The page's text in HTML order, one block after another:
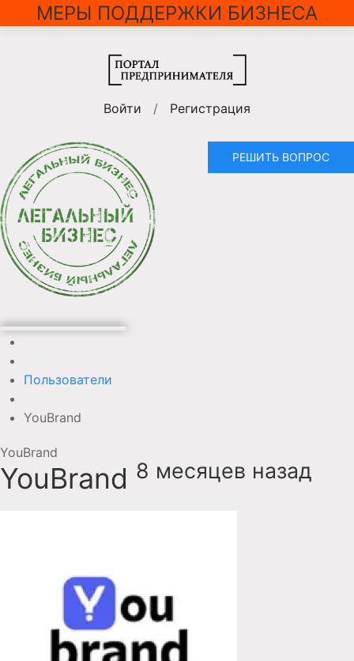
МЕРЫ ПОДДЕРЖКИ БИЗНЕСА
Войти / Регистрация
РЕШИТЬ ВОПРОС
Пользователи
YouBrand
YouBrand
YouBrand 8 месяцев назад